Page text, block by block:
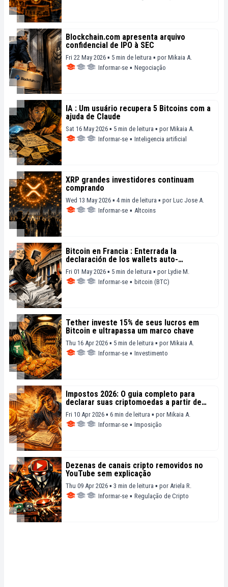
Blockchain.com apresenta arquivo
confidencial de IPO à SEC
Fri 22 May 2026 ▪ 5 min de leitura ▪ por Mikaia A.
Informar-se ▪ Negociação
IA : Um usuário recupera 5 Bitcoins com a
ajuda de Claude
Sat 16 May 2026 ▪ 5 min de leitura ▪ por Mikaia A.
Informar-se ▪ Inteligencia artificial
XRP grandes investidores continuam
comprando
Wed 13 May 2026 ▪ 4 min de leitura ▪ por Luc Jose A.
Informar-se ▪ Altcoins
Bitcoin en Francia : Enterrada la
declaración de los wallets auto-
hospedados
Fri 01 May 2026 ▪ 5 min de leitura ▪ por Lydie M.
Informar-se ▪ bitcoin (BTC)
Tether investe 15% de seus lucros em
Bitcoin e ultrapassa um marco chave
Thu 16 Apr 2026 ▪ 5 min de leitura ▪ por Mikaia A.
Informar-se ▪ Investimento
Impostos 2026: O guia completo para
declarar suas criptomoedas a partir de
hoje
Fri 10 Apr 2026 ▪ 6 min de leitura ▪ por Mikaia A.
Informar-se ▪ Imposição
Dezenas de canais cripto removidos no
YouTube sem explicação
Thu 09 Apr 2026 ▪ 3 min de leitura ▪ por Ariela R.
Informar-se ▪ Regulação de Cripto